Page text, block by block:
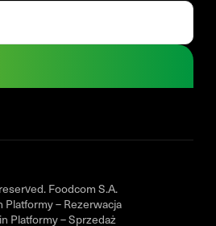
Foodcom S.A.
Platformy – Rezerwacja
Platformy – Sprzedaż